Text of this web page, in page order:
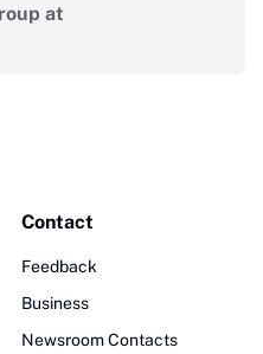
at
Contact
Feedback
Business
Newsroom Contacts